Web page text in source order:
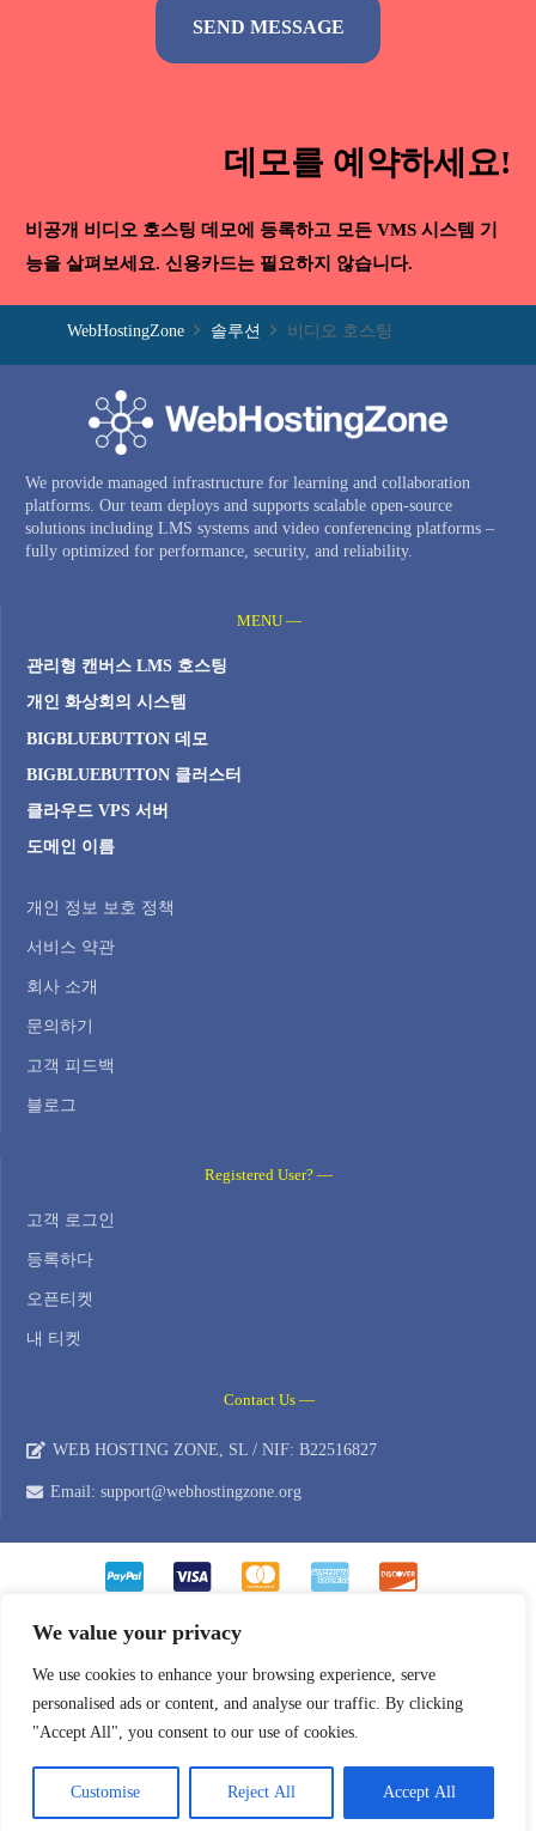
We value your privacy
We use cookies to enhance your browsing experience, serve
personalised ads or content, and analyse our traffic. By clicking
"Accept All", you consent to our use of cookies.
Customise Reject All Accept All
데모를 예약하세요!
비공개 비디오 호스팅 데모에 등록하고 모든 VMS 시스템 기
능을 살펴보세요. 신용카드는 필요하지 않습니다.
WebHostingZone 솔루션 비디오 호스팅
We provide managed infrastructure for learning and collaboration
platforms. Our team deploys and supports scalable open-source
solutions including LMS systems and video conferencing platforms –
fully optimized for performance, security, and reliability.
MENU —
관리형 캔버스 LMS 호스팅
개인 화상회의 시스템
BIGBLUEBUTTON 데모
BIGBLUEBUTTON 클러스터
클라우드 VPS 서버
도메인 이름
개인 정보 보호 정책
서비스 약관
회사 소개
문의하기
고객 피드백
블로그
Registered User? —
고객 로그인
등록하다
오픈티켓
내 티켓
Contact Us —
WEB HOSTING ZONE, SL / NIF: B22516827
Email: support@webhostingzone.org